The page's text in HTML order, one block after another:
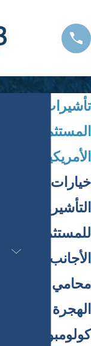
تأشيرات
المستثمرين
الأمريكيين
خيارات
التأشيرة
للمستثمرين
الأجانب من
محامي
الهجرة في
كولومبوس